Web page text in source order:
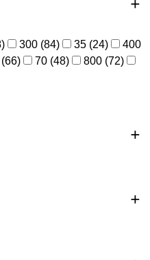
) 300 (84) 35 (24)
400
(66) 70 (48) 800 (72)